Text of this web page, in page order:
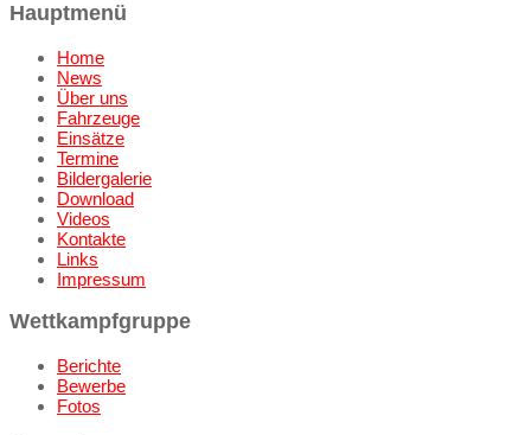
Hauptmenü
Home
News
Über uns
Fahrzeuge
Einsätze
Termine
Bildergalerie
Download
Videos
Kontakte
Links
Impressum
Wettkampfgruppe
Berichte
Bewerbe
Fotos